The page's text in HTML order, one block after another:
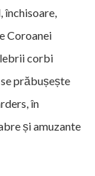
închisoare,
Coroanei
corbi
prăbușește
în
și amuzante